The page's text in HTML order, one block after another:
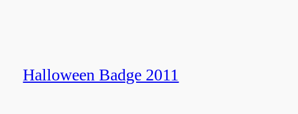
Halloween Badge 2011